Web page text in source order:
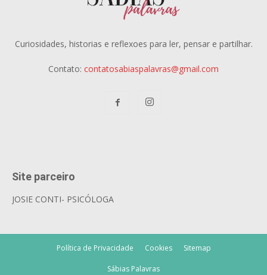
Curiosidades, historias e reflexoes para ler, pensar e partilhar.
Contato: contatosabiaspalavras@gmail.com
Site parceiro
JOSIE CONTI- PSICÓLOGA
Política de Privacidade Cookies Sitemap
Sábias Palavras